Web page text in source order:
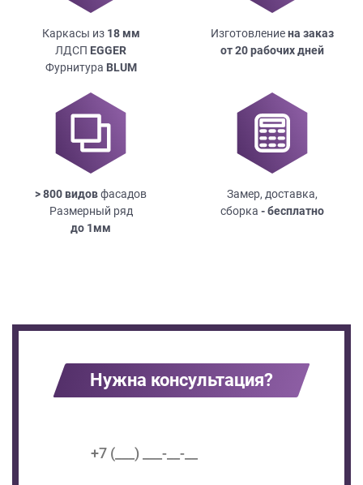
Каркасы из 18мм
ЛДСП EGGER
Фурнитура BLUM
Изготовлениена заказ
от 20 рабочих дней
> 800 видовфасадов
Размерный ряд
до 1мм
Замер, доставка,
сборка - бесплатно
Нужна консультация?